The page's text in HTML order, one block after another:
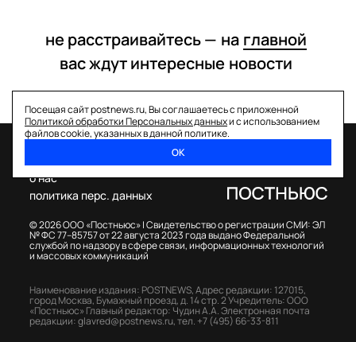
не расстраивайтесь — на главной
вас ждут интересные новости
Посещая сайт postnews.ru, Вы соглашаетесь с приложенной
Политикой обработки Персональных данныхи с использованием
файлов cookie, указанных в данной политике.
ОК
© 2026 ООО «Постньюс» |Свидетельство о регистрации СМИ: ЭЛ
№ ФС 77–85757 от 22 августа 2023 года выдано Федеральной
службой по надзору в сфере связи, информационных технологий
и массовых коммуникаций
о нас
политика перс. данных
Наименование издания: POSTNEWS,Адрес редакции: 127015,
город Москва, Бумажный проезд, д. 14 стр. 2Учредитель: ООО
«Постньюс» Главный редактор: Чудин А.А.Электронная почта
редакции:glavred@postnews.ru,тел. +7 (495) 66-33-811